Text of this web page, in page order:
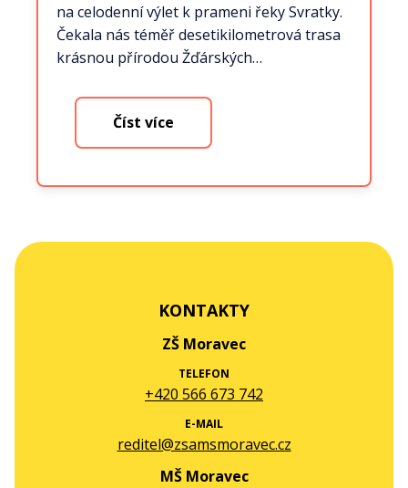
na celodenní výlet k prameni řeky Svratky.
Čekala nás téměř desetikilometrová trasa
krásnou přírodou Žďárských…
Číst více
KONTAKTY
ZŠ Moravec
TELEFON
+420 566 673 742
E-MAIL
reditel@zsamsmoravec.cz
MŠ Moravec